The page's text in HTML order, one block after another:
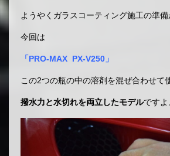
ようやくガラスコーティング施工の準備
今回は
「PRO-MAX PX-V250」
この2つの瓶の中の溶剤を混ぜ合わせ
撥水力と水切れを両立したモデルですよ